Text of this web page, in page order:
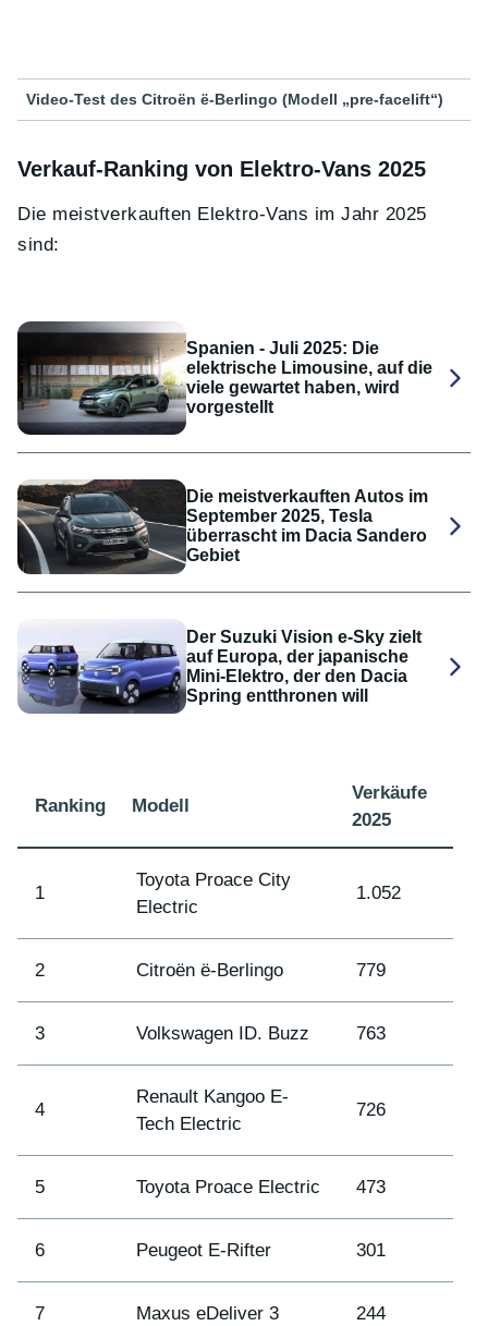
Video-Test des Citroën ë-Berlingo (Modell „pre-facelift“)
Verkauf-Ranking von Elektro-Vans 2025
Die meistverkauften Elektro-Vans im Jahr 2025
sind:
Spanien - Juli 2025: Die
elektrische Limousine, auf die
viele gewartet haben, wird
vorgestellt
Die meistverkauften Autos im
September 2025, Tesla
überrascht im Dacia Sandero
Gebiet
Der Suzuki Vision e-Sky zielt
auf Europa, der japanische
Mini-Elektro, der den Dacia
Spring entthronen will
Ranking Modell
Verkäufe
2025
1
Toyota Proace City
Electric
1.052
2 Citroën ë-Berlingo 779
3 Volkswagen ID. Buzz 763
4
Renault Kangoo E-
Tech Electric
726
5 Toyota Proace Electric 473
6 Peugeot E-Rifter 301
7 Maxus eDeliver 3 244